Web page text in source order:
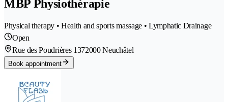
MBP Physiothérapie
Physical therapy • Health and sports massage • Lymphatic Drainage
Open
Rue des Poudrières 1372000 Neuchâtel
Book appointment